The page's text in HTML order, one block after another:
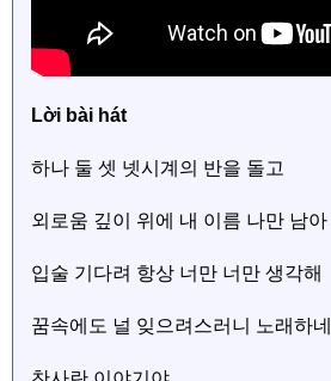
Lời bài hát
하나 둘 셋 넷시계의 반을 돌고
외로움 깊이 위에 내 이름 나만 남아
입술 기다려 항상 너만 너만 생각해
꿈속에도 널 잊으려스러니 노래하네